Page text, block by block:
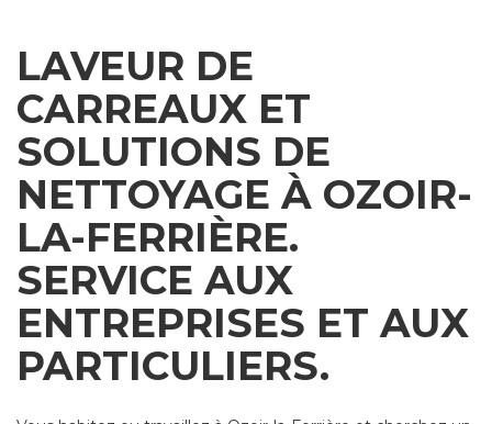
LAVEUR DE
CARREAUX ET
SOLUTIONS DE
NETTOYAGE À OZOIR-
LA-FERRIÈRE.
SERVICE AUX
ENTREPRISES ET AUX
PARTICULIERS.